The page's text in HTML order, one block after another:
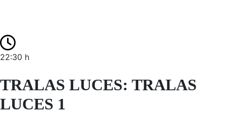
22:30 h
TRALAS LUCES: TRALAS
LUCES 1